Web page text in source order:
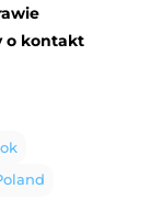
o kontakt